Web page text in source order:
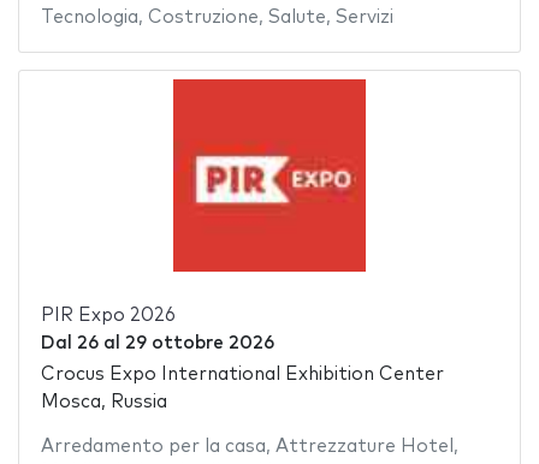
Tecnologia, Costruzione, Salute, Servizi
PIR Expo 2026
Dal 26al 29 ottobre 2026
Crocus Expo International Exhibition Center
Mosca, Russia
Arredamento per la casa, Attrezzature Hotel ,